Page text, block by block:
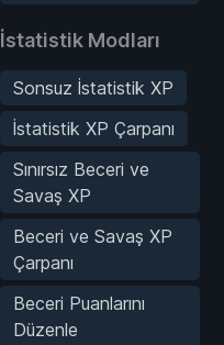
İstatistik Modları
Sonsuz İstatistik XP
İstatistik XP Çarpanı
Sınırsız Beceri ve
Savaş XP
Beceri ve Savaş XP
Çarpanı
Beceri Puanlarını
Düzenle